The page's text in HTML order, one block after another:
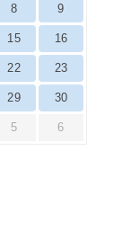
8 9
15 16
22 23
29 30
5 6